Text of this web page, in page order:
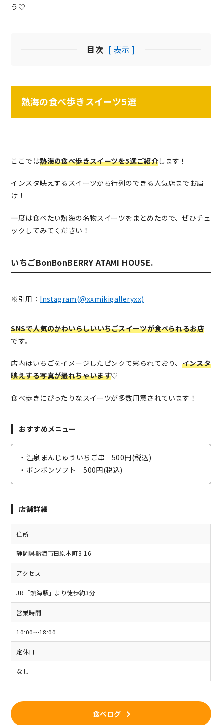
う♡
目次 [ 表示 ]
熱海の食べ歩きスイーツ5選
ここでは熱海の食べ歩きスイーツを5選ご紹介します！
インスタ映えするスイーツから行列のできる人気店までお届
け！
一度は食べたい熱海の名物スイーツをまとめたので、ぜひチェ
ックしてみてください！
いちごBonBonBERRY ATAMI HOUSE.
※引用： Instagram(@xxmikigalleryxx)
SNSで人気のかわいらしいいちごスイーツが食べられるお店
です。
店内はいちごをイメージしたピンクで彩られており、 インスタ
映えする写真が撮れちゃいます♡
食べ歩きにぴったりなスイーツが多数用意されています！
おすすめメニュー
・温泉まんじゅういちご串 500円(税込)
・ボンボンソフト 500円(税込)
店舗詳細
住所
静岡県熱海市田原本町3-16
アクセス
JR「熱海駅」より徒歩約3分
営業時間
10:00～18:00
定休日
なし
食べログ